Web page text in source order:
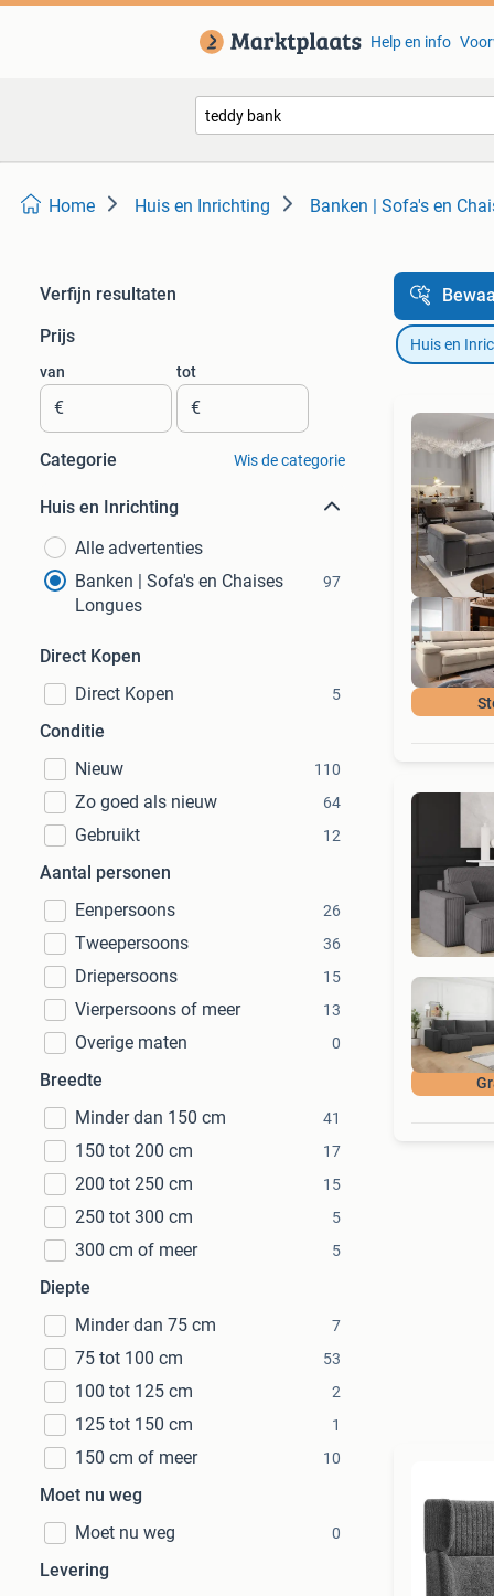
Help en info
Home Huis en Inrichting Banken | Sofa's en
Verfijn resultaten
Prijs
van
€
tot
€
Categorie Wis de categorie
Huis en Inrichting
Alle advertenties
Banken | Sofa's en Chaises
Longues
97
Direct Kopen
Direct Kopen
5
Conditie
Nieuw
110
Zo goed als nieuw 64
Gebruikt 12
Aantal personen
Eenpersoons
26
Tweepersoons 36
Driepersoons 15
Vierpersoons of meer 13
Overige maten 0
Breedte
Minder dan 150 cm
41
150 tot 200 cm 17
200 tot 250 cm 15
250 tot 300 cm 5
300 cm of meer 5
Diepte
Minder dan 75 cm
7
75 tot 100 cm 53
100 tot 125 cm 2
125 tot 150 cm 1
150 cm of meer 10
Moet nu weg
Moet nu weg
0
Levering
Huis en